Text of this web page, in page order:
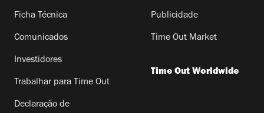
Ficha Técnica
Comunicados
Investidores
Trabalhar para Time Out
Declaração de
Publicidade
Time Out Market
Time Out Worldwide